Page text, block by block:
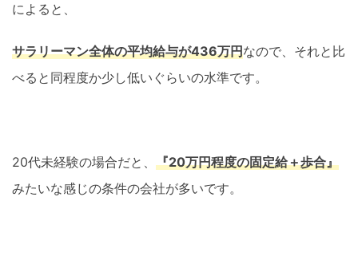
によると、
サラリーマン全体の平均給与が436万円なので、それと比
べると同程度か少し低いぐらいの水準です。
20代未経験の場合だと、 『20万円程度の固定給＋歩合』
みたいな感じの条件の会社が多いです。